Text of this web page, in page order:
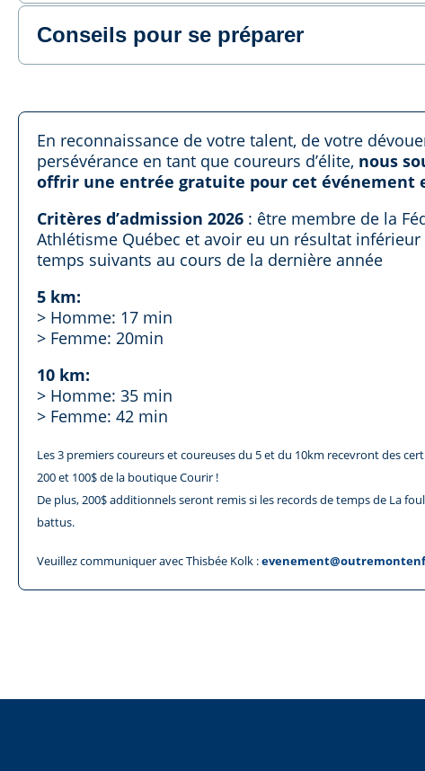
Conseils pour se préparer
En reconnaissance de votre talent, de votre
persévérance en tant que coureurs d’élite, nous
offrir une entrée gratuite pour cet événement
Critères d’admission 2026 : être membre de la
Athlétisme Québec et avoir eu un résultat inférieur
temps suivants au cours de la dernière année
5 km:
> Homme: 17 min
> Femme: 20min
10 km:
> Homme: 35 min
> Femme: 42 min
Les 3 premiers coureurs et coureuses du 5 et du 10km recevront des
200 et 100$ de la boutique Courir !
De plus, 200$ additionnels seront remis si les records de temps de La
battus.
Veuillez communiquer avec Thisbée Kolk :